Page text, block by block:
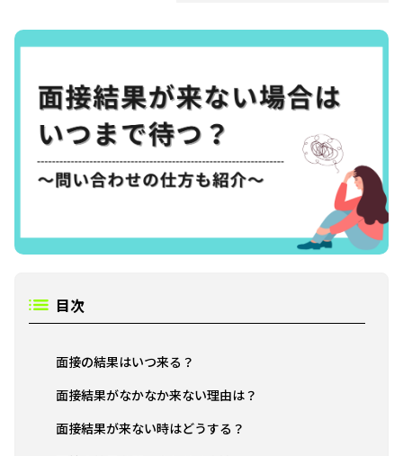
目次
面接の結果はいつ来る？
面接結果がなかなか来ない理由は？
面接結果が来ない時はどうする？